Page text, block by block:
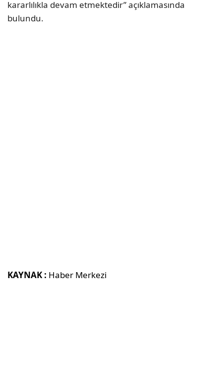
kararlılıkla devam etmektedir” açıklamasında
bulundu.
KAYNAK : Haber Merkezi